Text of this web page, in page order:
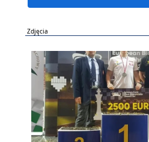
Zdjęcia